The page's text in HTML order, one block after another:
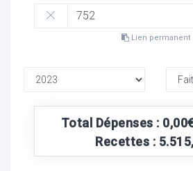
Lien permanent
Total Dépenses :
Recettes :